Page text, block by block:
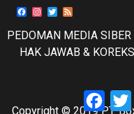
Facebook
Instagram
Twitter
PEDOMAN MEDIA SIBER
HAK JAWAB &
Copyright © 2019 PT.